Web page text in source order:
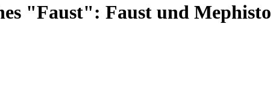
"Faust": Faust und Mephisto